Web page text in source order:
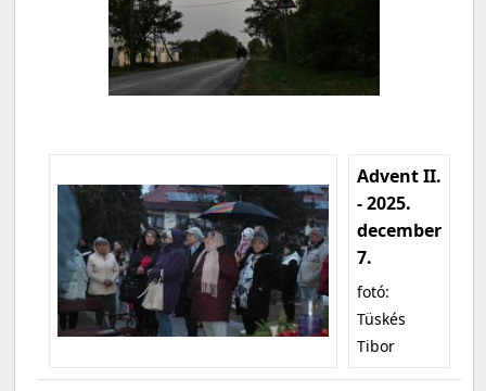
Advent II.
- 2025.
december
7.
fotó:
Tüskés
Tibor